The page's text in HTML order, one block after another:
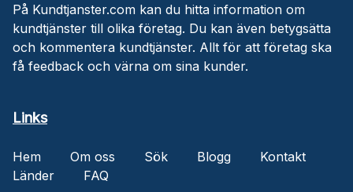
På Kundtjanster.com kan du hitta information om
kundtjänster till olika företag. Du kan även betygsätta
och kommentera kundtjänster. Allt för att företag ska
få feedback och värna om sina kunder.
Links
Hem Om oss Sök Blogg
Kontakt
Länder
FAQ